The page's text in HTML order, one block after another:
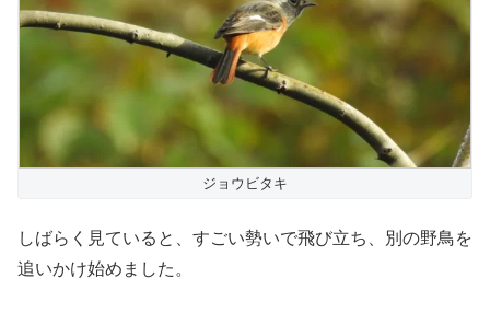
ジョウビタキ
しばらく見ていると、すごい勢いで飛び立ち、別の野鳥を
追いかけ始めました。